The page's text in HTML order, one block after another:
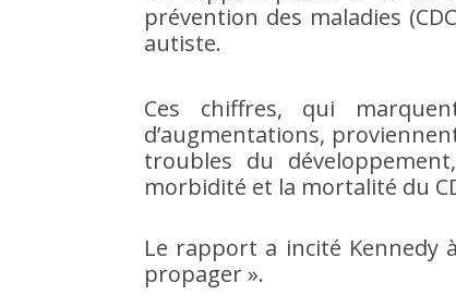
prévention des maladies
autiste.
Ces chiffres, qui
d’augmentations,
troubles du
morbidité et la mortalité du
Le rapport a incité Kennedy
propager ».